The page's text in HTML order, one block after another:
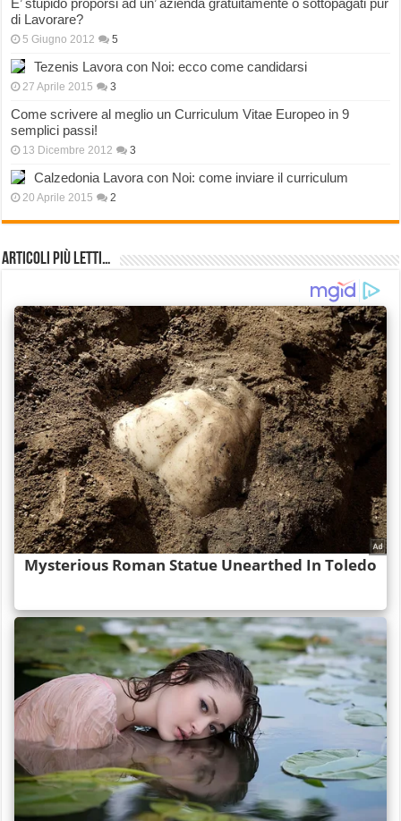
E’ stupido proporsi ad un’ azienda gratuitamente o sottopagati pur
di Lavorare?
5 Giugno 2012 5
Tezenis Lavora con Noi: ecco come candidarsi
27 Aprile 2015 3
Come scrivere al meglio un Curriculum Vitae Europeo in 9
semplici passi!
13 Dicembre 2012 3
Calzedonia Lavora con Noi: come inviare il curriculum
20 Aprile 2015 2
Articoli più Letti…